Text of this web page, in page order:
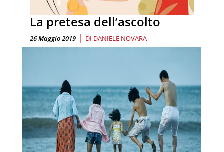
La pretesa dell’ascolto
26 Maggio 2019 | DI DANIELE NOVARA